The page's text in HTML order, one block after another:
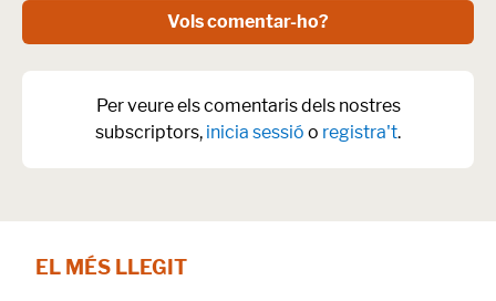
Vols comentar-ho?
Per veure els comentaris dels nostres
subscriptors, inicia sessió o registra't.
EL MÉS LLEGIT